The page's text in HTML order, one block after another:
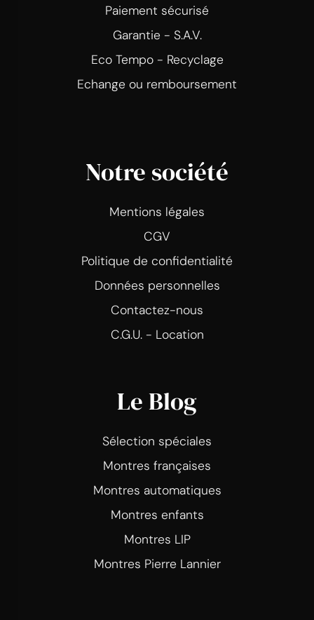
Paiement sécurisé
Garantie - S.A.V.
Eco Tempo - Recyclage
Echange ou remboursement
Notre société
Mentions légales
CGV
Politique de confidentialité
Données personnelles
Contactez-nous
C.G.U. - Location
Le Blog
Sélection spéciales
Montres françaises
Montres automatiques
Montres enfants
Montres LIP
Montres Pierre Lannier